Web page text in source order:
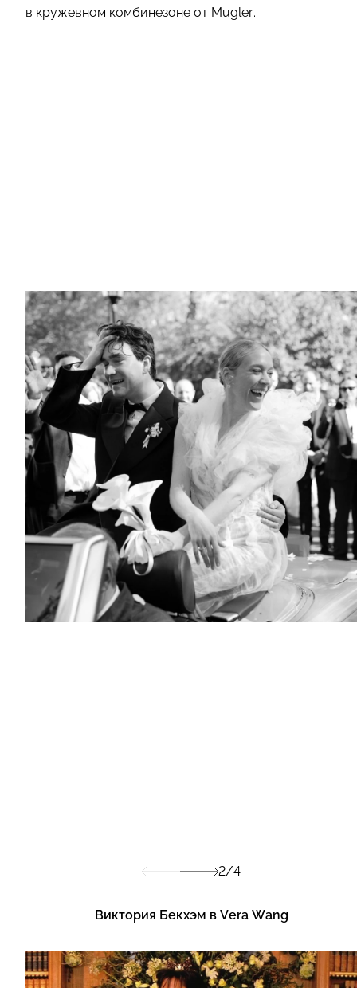
в кружевном комбинезоне от Mugler.
2/4
Виктория Бекхэм в Vera Wang